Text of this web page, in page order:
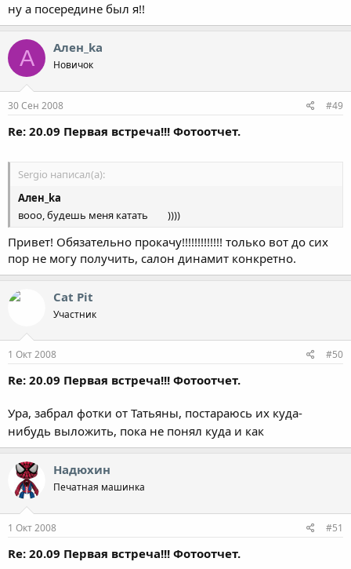
ну а посередине был я!!
А Ален_ka
Новичок
30 Сен 2008 #49
Re: 20.09 Первая встреча!!! Фотоотчет.
Sergio написал(а):
Ален_ka
вооо, будешь меня катать
))))
Привет! Обязательно прокачу!!!!!!!!!!!!! только вот до сих
пор не могу получить, салон динамит конкретно.
Cat Pit
Участник
1 Окт 2008 #50
Re: 20.09 Первая встреча!!! Фотоотчет.
Ура, забрал фотки от Татьяны, постараюсь их куда-
нибудь выложить, пока не понял куда и как
Надюхин
Печатная машинка
1 Окт 2008 #51
Re: 20.09 Первая встреча!!! Фотоотчет.